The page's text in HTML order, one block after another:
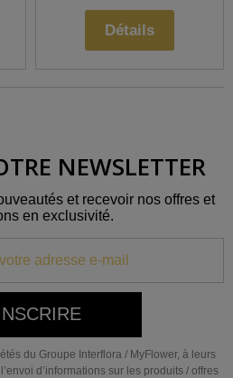
Détails
NEWSLETTER
et recevoir nos offres et
en exclusivité.
du Groupe Interflora / MyFlower, à leurs
d’informations sur les produits / offres